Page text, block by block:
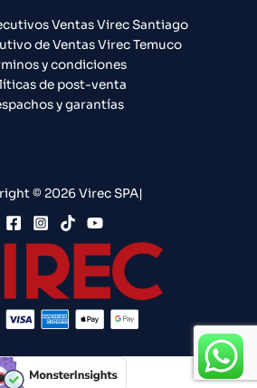
Ventas Virec Santiago
de Ventas Virec Temuco
y condiciones
de post-venta
y garantías
© 2026 Virec SPA|